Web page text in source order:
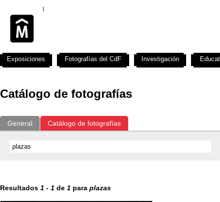
Catálogo de fotografías
General Catálogo de fotografías
Resultados 1 - 1 de 1 para plazas
Exposiciones Fotografías del CdF Investigación